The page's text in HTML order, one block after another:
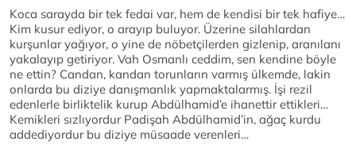
Koca sarayda bir tek fedai var, hem de kendisi bir tek hafiye…
Kim kusur ediyor, o arayıp buluyor. Üzerine silahlardan
kurşunlar yağıyor, o yine de nöbetçilerden gizlenip, aranılanı
yakalayıp getiriyor. Vah Osmanlı ceddim, sen kendine böyle
ne ettin? Candan, kandan torunların varmış ülkemde, lakin
onlarda bu diziye danışmanlık yapmaktalarmış. İşi rezil
edenlerle birliktelik kurup Abdülhamid’e ihanettir ettikleri…
Kemikleri sızlıyordur Padişah Abdülhamid’in, ağaç kurdu
addediyordur bu diziye müsaade verenleri…